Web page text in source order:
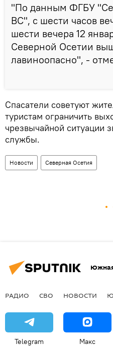
"По данным ФГБУ
ВС", с шести часов
шести вечера 12
Северной Осетии
лавиноопасно", -
Спасатели советуют
туристам ограничить
чрезвычайной ситуации
службы.
Новости Северная Осетия
РАДИО СВО НОВОСТИ
Telegram Макс